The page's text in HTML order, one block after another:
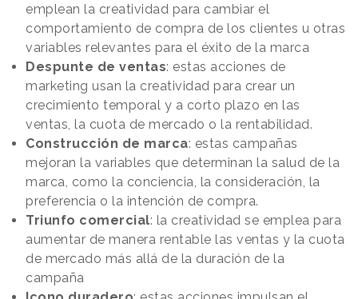
emplean la creatividad para cambiar el
comportamiento de compra de los clientes u otras
variables relevantes para el éxito de la marca
Despunte de ventas: estas acciones de
marketing usan la creatividad para crear un
crecimiento temporal y a corto plazo en las
ventas, la cuota de mercado o la rentabilidad.
Construcción de marca: estas campañas
mejoran la variables que determinan la salud de la
marca, como la conciencia, la consideración, la
preferencia o la intención de compra.
Triunfo comercial: la creatividad se emplea para
aumentar de manera rentable las ventas y la cuota
de mercado más allá de la duración de la
campaña